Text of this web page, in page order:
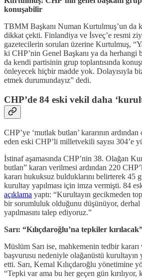
konuşabilir
TBMM Başkanı Numan Kurtulmuş’un da
dikkat çekti. Finlandiya ve İsveç’e resmi
gazetecilerin soruları üzerine Kurtulmuş,
ki CHP’nin Genel Başkanı ya da herhangi
da kendi partisinin grup toplantısında
önleyecek hiçbir madde yok. Dolayısıyla
etmek durumundayız” dedi.
CHP’de 84 eski vekil daha
CHP’ye ‘mutlak butlan’ kararının
eden eski CHP’li milletvekili sayısı 304’e
İstinaf aşamasında CHP’nin 38. Olağan
butlan” kararı verilmesi ardından 220
kararı hukuksuz bulduklarını belirterek 45
kurultay yapılması için imza vermişti. 84
açıklama yaptı: “Kurultayın gecikmeden
bir sorumluluk olduğunu düşünüyor, derhal
yapılmasını talep ediyoruz.”
Sarı: “Kılıçdaroğlu’na tepkiler
Müslüm Sarı ise, mahkemenin tedbir
başvurusu nedeniyle olağanüstü kurultayın
etti. Sarı, Kemal Kılıçdaroğlu yönetimine
“Tepki var ama bu her geçen gün kırılıyor,